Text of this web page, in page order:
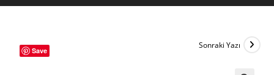
Sonraki Yazı
Save